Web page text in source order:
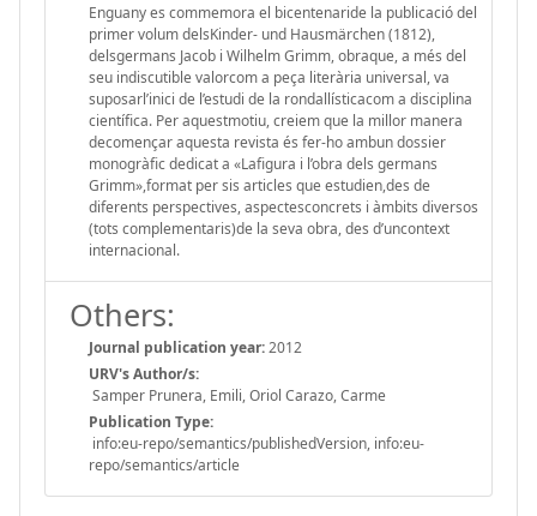
Enguany es commemora el bicentenaride la publicació del
primer volum delsKinder- und Hausmärchen (1812),
delsgermans Jacob i Wilhelm Grimm, obraque, a més del
seu indiscutible valorcom a peça literària universal, va
suposarl’inici de l’estudi de la rondallísticacom a disciplina
científica. Per aquestmotiu, creiem que la millor manera
decomençar aquesta revista és fer-ho ambun dossier
monogràfic dedicat a «Lafigura i l’obra dels germans
Grimm»,format per sis articles que estudien,des de
diferents perspectives, aspectesconcrets i àmbits diversos
(tots complementaris)de la seva obra, des d’uncontext
internacional.
Others:
Journal publication year:2012
URV's Author/s:
Samper Prunera, Emili, Oriol Carazo, Carme
Publication Type:
info:eu-repo/semantics/publishedVersion, info:eu-
repo/semantics/article